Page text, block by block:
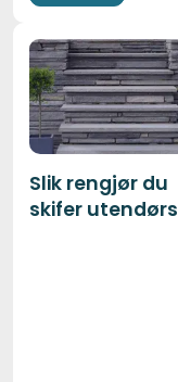
Slik rengjør du
skifer utendørs